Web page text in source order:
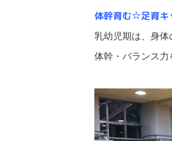
体幹育む☆足育キ
乳幼児期は、身体
体幹・バランス力